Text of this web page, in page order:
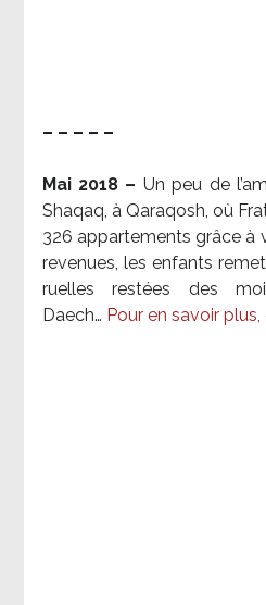
– – – – –
Mai 2018 – Un peu de
Shaqaq, à Qaraqosh, où
326 appartements grâce à
revenues, les enfants
ruelles restées des
Daech… Pour en savoir